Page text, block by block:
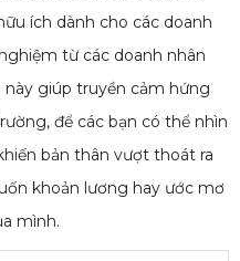
ích dành cho các doanh
từ các doanh nhân
này giúp truyền cảm hứng
để các bạn có thể nhìn
bản thân vượt thoát ra
khoản lương hay ước mơ
mình.